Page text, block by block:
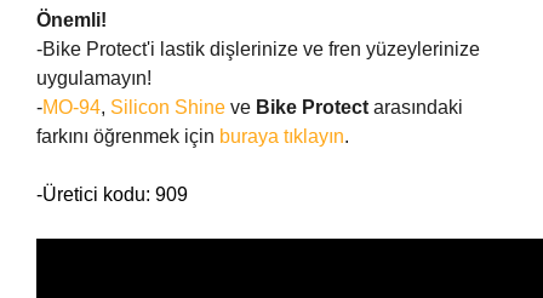
Önemli!
-Bike Protect'i lastik dişlerinize ve fren yüzeylerinize
uygulamayın!
-MO-94, Silicon Shine ve Bike Protect arasındaki
farkını öğrenmek için buraya tıklayın.
-Üretici kodu: 909